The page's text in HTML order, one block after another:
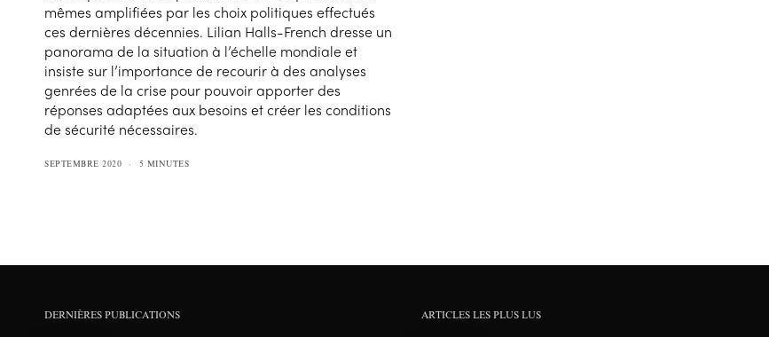
mêmes amplifiées par les choix politiques effectués
ces dernières décennies. Lilian Halls-French dresse un
panorama de la situation à l’échelle mondiale et
insiste sur l’importance de recourir à des analyses
genrées de la crise pour pouvoir apporter des
réponses adaptées aux besoins et créer les conditions
de sécurité nécessaires.
SEPTEMBRE 2020 5 MINUTES
DERNIÈRES PUBLICATIONS ARTICLES LES PLUS LUS